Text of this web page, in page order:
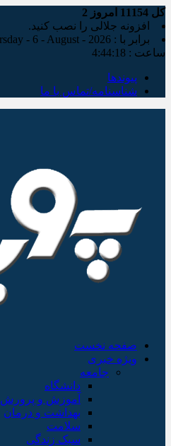
کل امروز 2
افزونه جلالی را نصب کنید.
برابر با : Thursday - 6 - August - 2026
ساعت : 4:44:19
پیوندها
شناسنامه/تماس با ما
صفحه نخست
ویژه خبری
جامعه
دانشگاه
آموزش و پرورش
بهداشت و درمان
سلامت
سبک زندگی